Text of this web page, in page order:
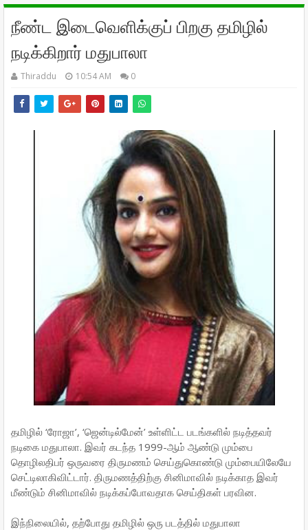
நீண்ட இடைவெளிக்குப் பிறகு தமிழில்
நடிக்கிறார் மதுபாலா
Thiraddu 10:54 AM 0
தமிழில் ‘ரோஜா’, ‘ஜென்டில்மேன்’ உள்ளிட்ட படங்களில் நடித்தவர்
நடிகை மதுபாலா. இவர் கடந்த 1999-ஆம் ஆண்டு மும்பை
தொழிலதிபர் ஒருவரை திருமணம் செய்துகொண்டு மும்பையிலேயே
செட்டிலாகிவிட்டார். திருமணத்திற்கு சினிமாவில் நடிக்காத இவர்
மீண்டும் சினிமாவில் நடிக்கப்போவதாக செய்திகள் பரவின.
இந்நிலையில், தற்போது தமிழில் ஒரு படத்தில் மதுபாலா